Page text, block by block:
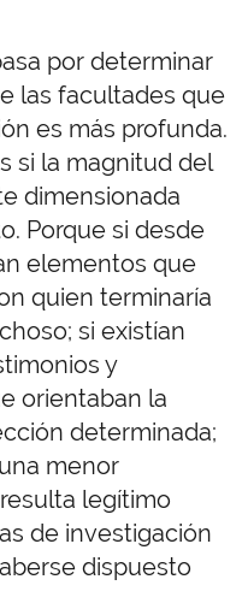
por determinar
las facultades que
es más profunda.
si la magnitud del
dimensionada
Porque si desde
elementos que
quien terminaría
si existían
y
orientaban la
determinada;
menor
legítimo
de investigación
dispuesto